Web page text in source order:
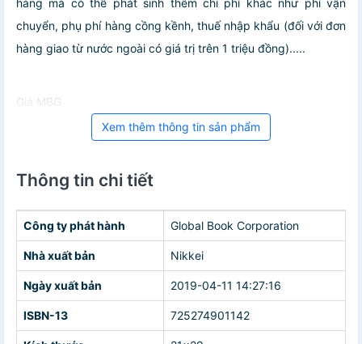
chuyển, phụ phí hàng cồng kềnh, thuế nhập khẩu (đối với đơn
hàng giao từ nước ngoài có giá trị trên 1 triệu đồng).....
Giá MBG
Xem thêm thông tin sản phẩm
Thông tin chi tiết
Công ty phát hành Global Book Corporation
Nhà xuất bản Nikkei
Ngày xuất bản 2019-04-11 14:27:16
ISBN-13 725274901142